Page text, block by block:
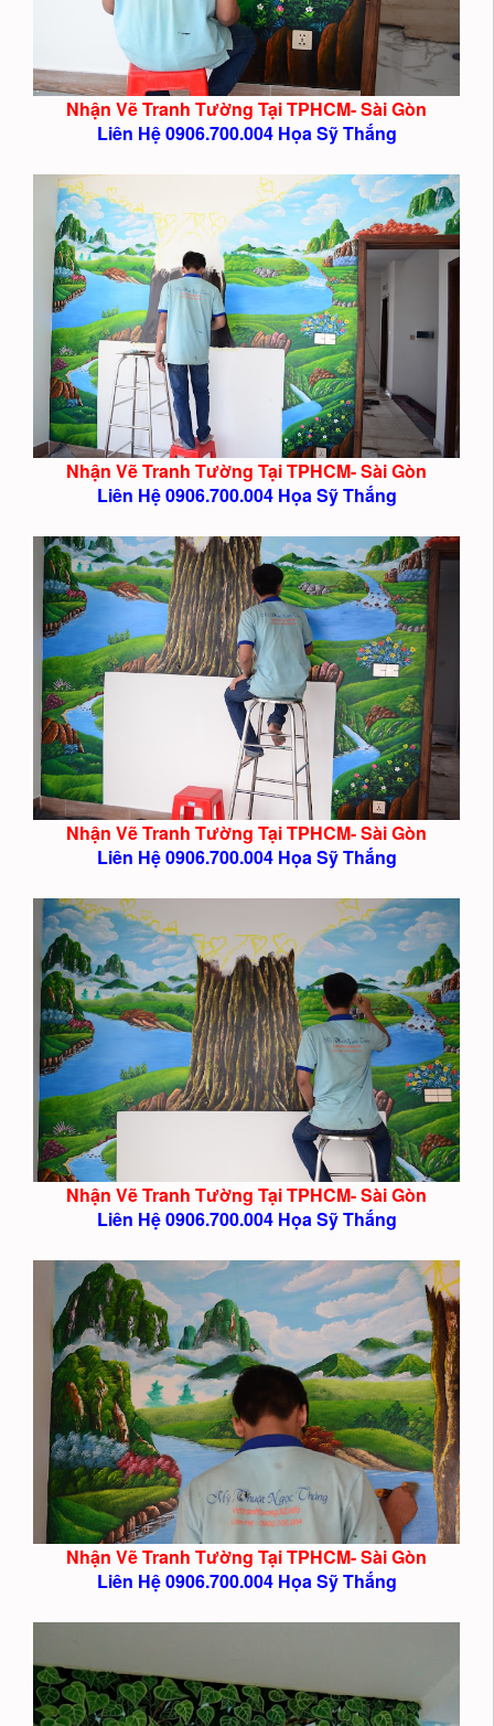
Nhận Vẽ Tranh Tường Tại TPHCM- Sài Gòn
Liên Hệ 0906.700.004 Họa Sỹ Thắng
Nhận Vẽ Tranh Tường Tại TPHCM- Sài Gòn
Liên Hệ 0906.700.004 Họa Sỹ Thắng
Nhận Vẽ Tranh Tường Tại TPHCM- Sài Gòn
Liên Hệ 0906.700.004 Họa Sỹ Thắng
Nhận Vẽ Tranh Tường Tại TPHCM- Sài Gòn
Liên Hệ 0906.700.004 Họa Sỹ Thắng
Nhận Vẽ Tranh Tường Tại TPHCM- Sài Gòn
Liên Hệ 0906.700.004 Họa Sỹ Thắng